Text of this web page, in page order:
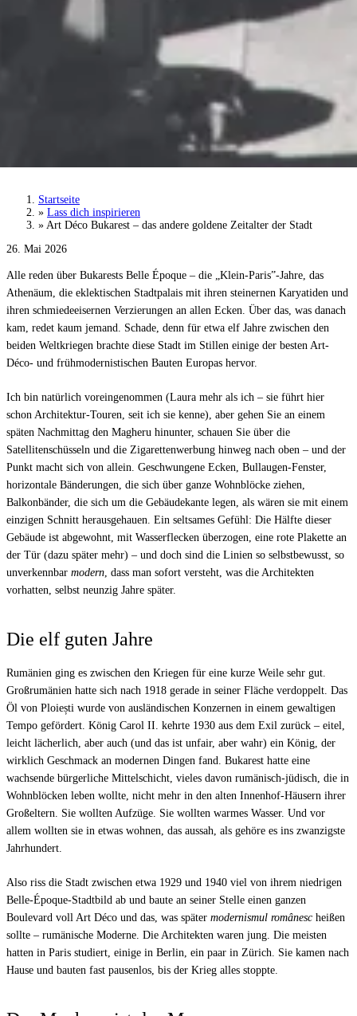
Art Déco Bukarest – das andere goldene
Zeitalter der Stadt
Startseite
» Lass dich inspirieren
» Art Déco Bukarest – das andere goldene Zeitalter der Stadt
26. Mai 2026
Alle reden über Bukarests Belle Époque – die „Klein-Paris”-Jahre, das
Athenäum, die eklektischen Stadtpalais mit ihren steinernen Karyatiden und
ihren schmiedeeisernen Verzierungen an allen Ecken. Über das, was danach
kam, redet kaum jemand. Schade, denn für etwa elf Jahre zwischen den
beiden Weltkriegen brachte diese Stadt im Stillen einige der besten Art-
Déco- und frühmodernistischen Bauten Europas hervor.
Ich bin natürlich voreingenommen (Laura mehr als ich – sie führt hier
schon Architektur-Touren, seit ich sie kenne), aber gehen Sie an einem
späten Nachmittag den Magheru hinunter, schauen Sie über die
Satellitenschüsseln und die Zigarettenwerbung hinweg nach oben – und der
Punkt macht sich von allein. Geschwungene Ecken, Bullaugen-Fenster,
horizontale Bänderungen, die sich über ganze Wohnblöcke ziehen,
Balkonbänder, die sich um die Gebäudekante legen, als wären sie mit einem
einzigen Schnitt herausgehauen. Ein seltsames Gefühl: Die Hälfte dieser
Gebäude ist abgewohnt, mit Wasserflecken überzogen, eine rote Plakette an
der Tür (dazu später mehr) – und doch sind die Linien so selbstbewusst, so
unverkennbar modern , dass man sofort versteht, was die Architekten
vorhatten, selbst neunzig Jahre später.
Die elf guten Jahre
Rumänien ging es zwischen den Kriegen für eine kurze Weile sehr gut.
Großrumänien hatte sich nach 1918 gerade in seiner Fläche verdoppelt. Das
Öl von Ploiești wurde von ausländischen Konzernen in einem gewaltigen
Tempo gefördert. König Carol II. kehrte 1930 aus dem Exil zurück – eitel,
leicht lächerlich, aber auch (und das ist unfair, aber wahr) ein König, der
wirklich Geschmack an modernen Dingen fand. Bukarest hatte eine
wachsende bürgerliche Mittelschicht, vieles davon rumänisch-jüdisch, die in
Wohnblöcken leben wollte, nicht mehr in den alten Innenhof-Häusern ihrer
Großeltern. Sie wollten Aufzüge. Sie wollten warmes Wasser. Und vor
allem wollten sie in etwas wohnen, das aussah, als gehöre es ins zwanzigste
Jahrhundert.
Also riss die Stadt zwischen etwa 1929 und 1940 viel von ihrem niedrigen
Belle-Époque-Stadtbild ab und baute an seiner Stelle einen ganzen
Boulevard voll Art Déco und das, was später modernismul românesc heißen
sollte – rumänische Moderne. Die Architekten waren jung. Die meisten
hatten in Paris studiert, einige in Berlin, ein paar in Zürich. Sie kamen nach
Hause und bauten fast pausenlos, bis der Krieg alles stoppte.